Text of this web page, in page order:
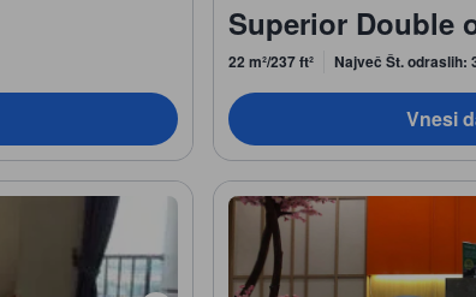
Superior Double
22 m²/237 ft² Največ Št. odraslih:
Vnesi